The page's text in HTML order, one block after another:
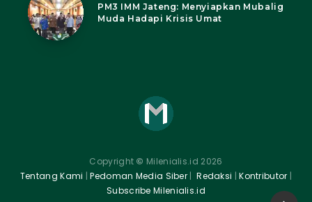
PM3 IMM Jateng: Menyiapkan Mubalig
Muda Hadapi Krisis Umat
Copyright © Milenialis.id 2026
Tentang Kami |Pedoman Media Siber | Redaksi |Kontributor |
Subscribe Milenialis.id